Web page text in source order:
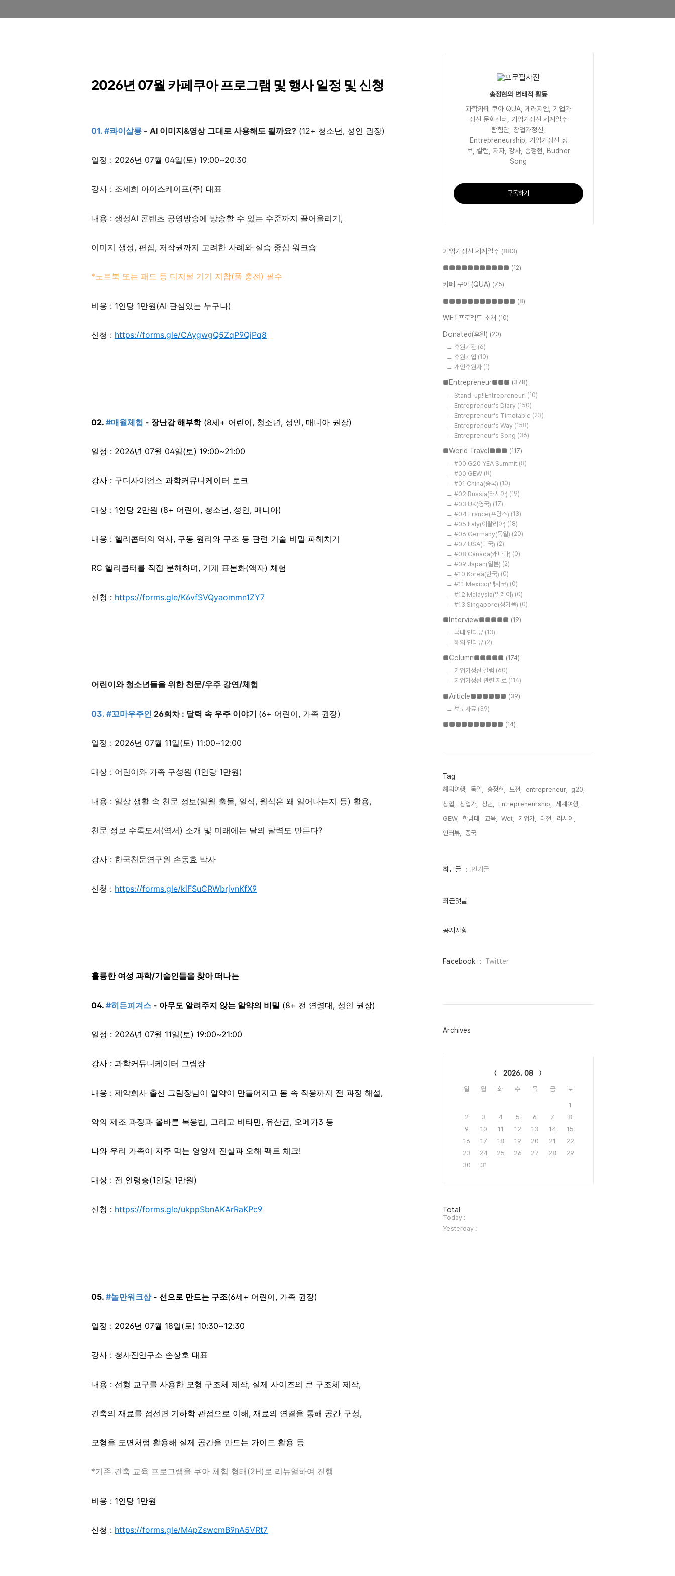
2026년 07월 카페쿠아 프로그램 및 행사 일정 및 신청
01. #콰이살롱 - AI 이미지&영상 그대로 사용해도 될까요? (12+ 청소년, 성인 권장)
일정 : 2026년 07월 04일(토) 19:00~20:30
강사 : 조세희 아이스케이프(주) 대표
내용 : 생성AI 콘텐츠 공영방송에 방송할 수 있는 수준까지 끌어올리기,
이미지 생성, 편집, 저작권까지 고려한 사례와 실습 중심 워크숍
*노트북 또는 패드 등 디지털 기기 지참(풀 충전) 필수
비용 : 1인당 1만원(AI 관심있는 누구나)
신청 : https://forms.gle/CAygwgQ5ZqP9QjPq8
02. #매월체험 - 장난감 해부학 (8세+ 어린이, 청소년, 성인, 매니아 권장)
일정 : 2026년 07월 04일(토) 19:00~21:00
강사 : 구디사이언스 과학커뮤니케이터 토크
대상 : 1인당 2만원 (8+ 어린이, 청소년, 성인, 매니아)
내용 : 헬리콥터의 역사, 구동 원리와 구조 등 관련 기술 비밀 파헤치기
RC 헬리콥터를 직접 분해하며, 기계 표본화(액자) 체험
신청 : https://forms.gle/K6vfSVQyaommn1ZY7
어린이와 청소년들을 위한 천문/우주 강연/체험
03. #꼬마우주인 26회차 : 달력 속 우주 이야기 (6+ 어린이, 가족 권장)
일정 : 2026년 07월 11일(토) 11:00~12:00
대상 : 어린이와 가족 구성원 (1인당 1만원)
내용 : 일상 생활 속 천문 정보(일월 출몰, 일식, 월식은 왜 일어나는지 등) 활용,
천문 정보 수록도서(역서) 소개 및 미래에는 달의 달력도 만든다?
강사 : 한국천문연구원 손동효 박사
신청 : https://forms.gle/kiFSuCRWbrjvnKfX9
훌륭한 여성 과학/기술인들을 찾아 떠나는
04. #히든피겨스 - 아무도 알려주지 않는 알약의 비밀 (8+ 전 연령대, 성인 권장)
일정 : 2026년 07월 11일(토) 19:00~21:00
강사 : 과학커뮤니케이터 그림장
내용 : 제약회사 출신 그림장님이 알약이 만들어지고 몸 속 작용까지 전 과정 해설,
약의 제조 과정과 올바른 복용법, 그리고 비타민, 유산균, 오메가3 등
나와 우리 가족이 자주 먹는 영양제 진실과 오해 팩트 체크!
대상 : 전 연령층(1인당 1만원)
신청 : https://forms.gle/ukppSbnAKArRaKPc9
05. #놀만워크샵- 선으로 만드는 구조(6세+ 어린이, 가족 권장)
일정 : 2026년 07월 18일(토) 10:30~12:30
강사 : 청사진연구소 손상호 대표
내용 : 선형 교구를 사용한 모형 구조체 제작, 실제 사이즈의 큰 구조체 제작,
건축의 재료를 점선면 기하학 관점으로 이해, 재료의 연결을 통해 공간 구성,
모형을 도면처럼 활용해 실제 공간을 만드는 가이드 활용 등
*기존 건축 교육 프로그램을 쿠아 체험 형태(2H)로 리뉴얼하여 진행
비용 : 1인당 1만원
신청 : https://forms.gle/M4pZswcmB9nA5VRt7
송정현의 변태적 활동
과학카페 쿠아 QUA, 게러지엠, 기업가
정신 문화센터, 기업가정신 세계일주
탐험단, 창업가정신,
Entrepreneurship, 기업가정신 정
보, 칼럼, 저자, 강사, 송정현, Budher
Song
구독하기
기업가정신 세계일주 (883)
■■■■■■■■■■■ (12)
카페 쿠아 (QUA) (75)
■■■■■■■■■■■■ (8)
WET프로젝트 소개 (10)
Donated(후원) (20)
후원기관 (6)
후원기업 (10)
개인후원자 (1)
■Entrepreneur■■■ (378)
Stand-up! Entrepreneur! (10)
Entrepreneur's Diary (150)
Entrepreneur's Timetable (23)
Entrepreneur's Way (158)
Entrepreneur's Song (36)
■World Travel■■■ (117)
#00 G20 YEA Summit (8)
#00 GEW (8)
#01 China(중국) (10)
#02 Russia(러시아) (19)
#03 UK(영국) (17)
#04 France(프랑스) (13)
#05 Italy(이탈리아) (18)
#06 Germany(독일) (20)
#07 USA(미국) (2)
#08 Canada(캐나다) (0)
#09 Japan(일본) (2)
#10 Korea(한국) (0)
#11 Mexico(멕시코) (0)
#12 Malaysia(말레이) (0)
#13 Singapore(싱가폴) (0)
■Interview■■■■■ (19)
국내 인터뷰 (13)
해외 인터뷰 (2)
■Column■■■■■ (174)
기업가정신 칼럼 (60)
기업가정신 관련 자료 (114)
■Article■■■■■■ (39)
보도자료 (39)
■■■■■■■■■■ (14)
Tag
해외여행, 독일, 송정현, 도전, entrepreneur,
g20,
창업,
창업가, 청년, Entrepreneurship,
세계여행,
GEW,
한남대, 교육, Wet, 기업가, 대전,
러시아,
인터뷰,
중국,
최
인
최근글 인기글
최근댓글
공지사항
페
그
Facebook Twitter
Archives
2026. 08
일 월 화 수 목 금 토
1
2
3 4 5 6 7
8
9
10 11 12 13 14
15
16
17 18 19 20 21
22
23
24 25 26 27 28
29
30
31
방
문
자
수
Total
Today :
Yesterday :